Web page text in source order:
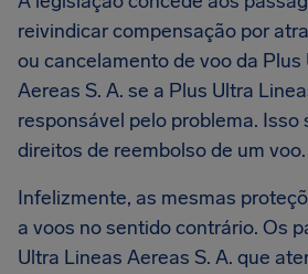
reivindicar compensação por
ou cancelamento de voo da Plus
Aereas S. A. se a Plus Ultra
responsável pelo problema. Isso
direitos de reembolso de um voo.
Infelizmente, as mesmas
a voos no sentido contrário. Os
Ultra Lineas Aereas S. A. que